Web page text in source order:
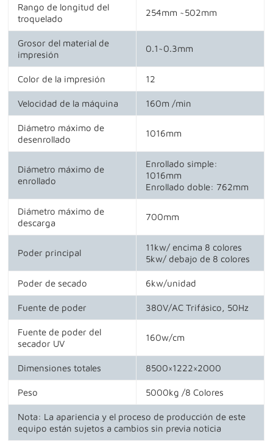
Rango de longitud del
troquelado
254mm ~502mm
Grosor del material de
impresión
0.1~0.3mm
Color de la impresión 12
Velocidad de la máquina 160m /min
Diámetro máximo de
desenrollado
1016mm
Diámetro máximo de
enrollado
Enrollado simple:
1016mm
Enrollado doble: 762mm
Diámetro máximo de
descarga
700mm
Poder principal
11kw/ encima 8 colores
5kw/ debajo de 8 colores
Poder de secado 6kw/unidad
Fuente de poder 380V/AC Trifásico, 50Hz
Fuente de poder del
secador UV
160w/cm
Dimensiones totales 8500×1222×2000
Peso 5000kg /8 Colores
Nota: La apariencia y el proceso de producción de este
equipo están sujetos a cambios sin previa noticia